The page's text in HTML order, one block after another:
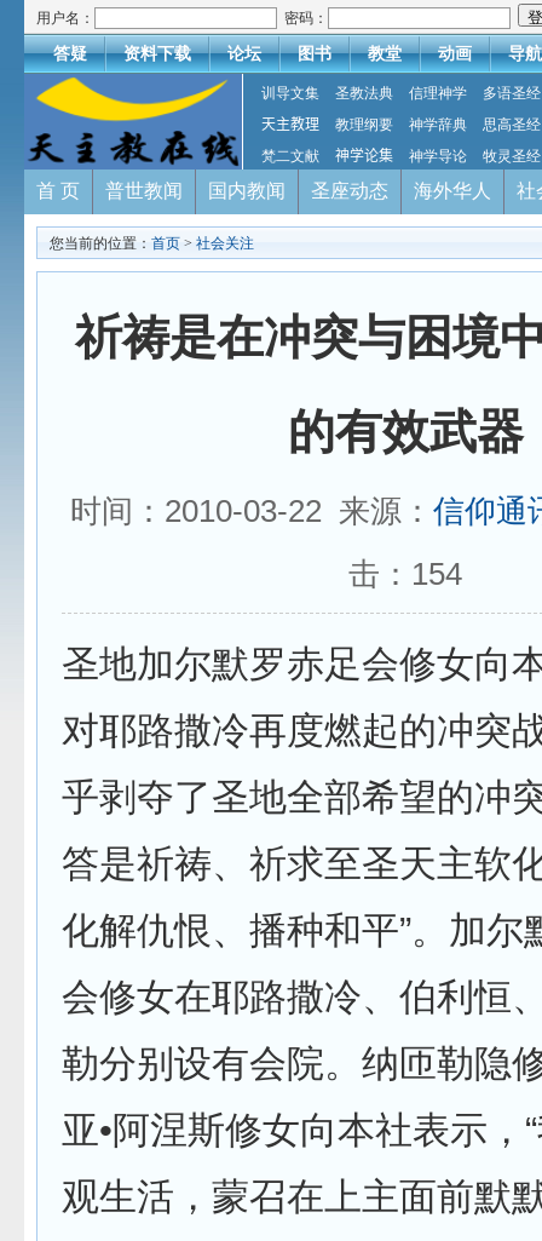
用户名： 密码：
答疑 资料下载 论坛 图书 教堂 动画 导航
训导文集 圣教法典 信理神学
多语圣经
天主教理
教理纲要 神学辞典
思高圣经
梵二文献
神学论集 神学导论 牧灵圣经
首 页 普世教闻 国内教闻 圣座动态 海外华人 社
您当前的位置： 首页 > 社会关注
祈祷是在冲突与困境
的有效武器
时间：2010-03-22 来源： 信仰通
击： 154
圣地加尔默罗赤足会修女向
对耶路撒冷再度燃起的冲突
乎剥夺了圣地全部希望的冲
答是祈祷、祈求至圣天主软
化解仇恨、播种和平”。加尔
会修女在耶路撒冷、伯利恒
勒分别设有会院。纳匝勒隐
亚•阿涅斯修女向本社表示，
观生活，蒙召在上主面前默